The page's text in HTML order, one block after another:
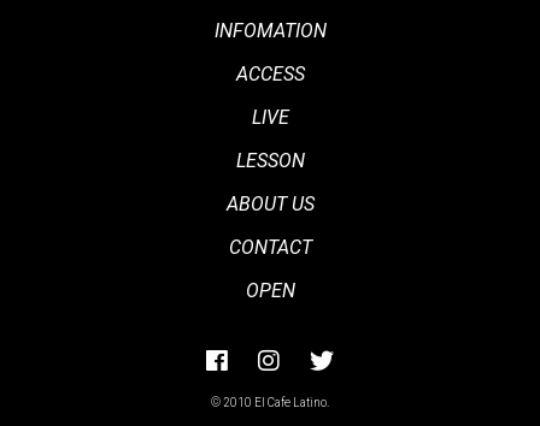
INFOMATION
ACCESS
LIVE
LESSON
ABOUT US
CONTACT
OPEN
© 2010 El Cafe Latino.